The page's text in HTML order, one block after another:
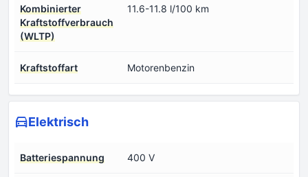
Kombinierter
Kraftstoffverbrauch
(WLTP)
11.6-11.8 l/100 km
Kraftstoffart Motorenbenzin
Elektrisch
Batteriespannung 400 V